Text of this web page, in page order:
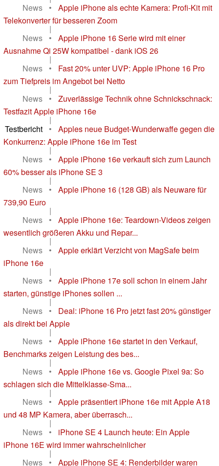
News
•
Apple iPhone als echte Kamera: Profi-Kit mit
Telekonverter für besseren Zoom
|
News
•
Apple iPhone 16 Serie wird mit einer
Ausnahme Qi 25W kompatibel - dank iOS 26
|
News
•
Fast 20% unter UVP: Apple iPhone 16 Pro
zum Tiefpreis im Angebot bei Netto
|
News
•
Zuverlässige Technik ohne Schnickschnack:
Testfazit Apple iPhone 16e
|
Testbericht
•
Apples neue Budget-Wunderwaffe gegen die
Konkurrenz: Apple iPhone 16e im Test
|
News
•
Apple iPhone 16e verkauft sich zum Launch
60% besser als iPhone SE 3
|
News
•
Apple iPhone 16 (128 GB) als Neuware für
739,90 Euro
|
News
•
Apple iPhone 16e: Teardown-Videos zeigen
wesentlich größeren Akku und Repar...
|
News
•
Apple erklärt Verzicht von MagSafe beim
iPhone 16e
|
News
•
Apple iPhone 17e soll schon in einem Jahr
starten, günstige iPhones sollen ...
|
News
•
Deal: iPhone 16 Pro jetzt fast 20% günstiger
als direkt bei Apple
|
News
•
Apple iPhone 16e startet in den Verkauf,
Benchmarks zeigen Leistung des bes...
|
News
•
Apple iPhone 16e vs. Google Pixel 9a: So
schlagen sich die Mittelklasse-Sma...
|
News
•
Apple präsentiert iPhone 16e mit Apple A18
und 48 MP Kamera, aber überrasch...
|
News
•
iPhone SE 4 Launch heute: Ein Apple
iPhone 16E wird immer wahrscheinlicher
|
News
•
Apple iPhone SE 4: Renderbilder waren